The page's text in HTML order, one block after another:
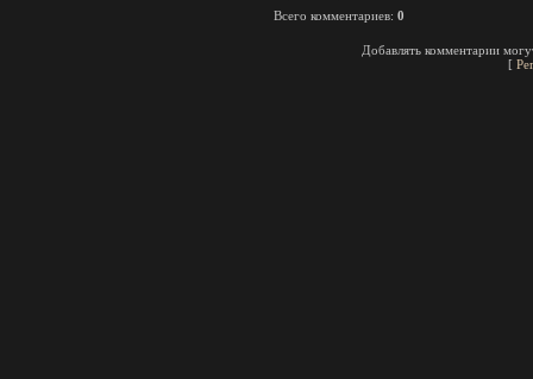
Всего комментариев: 0
Добавлять комментарии
[